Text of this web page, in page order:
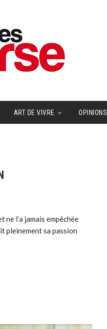
ART DE VIVRE OPINIONS
l’a jamais empêchée
pleinement sa passion